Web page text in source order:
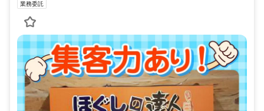
業務委託